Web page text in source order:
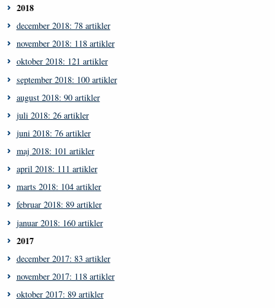
2018
december 2018: 78 artikler
november 2018: 118 artikler
oktober 2018: 121 artikler
september 2018: 100 artikler
august 2018: 90 artikler
juli 2018: 26 artikler
juni 2018: 76 artikler
maj 2018: 101 artikler
april 2018: 111 artikler
marts 2018: 104 artikler
februar 2018: 89 artikler
januar 2018: 160 artikler
2017
december 2017: 83 artikler
november 2017: 118 artikler
oktober 2017: 89 artikler